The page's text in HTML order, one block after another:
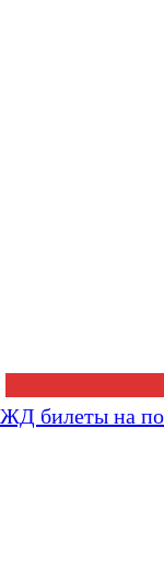
ЖД билеты на